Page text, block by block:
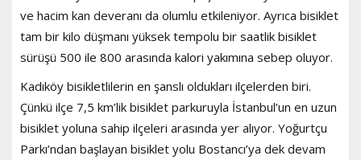
ve hacim kan deveranı da olumlu etkileniyor. Ayrıca bisiklet
tam bir kilo düşmanı yüksek tempolu bir saatlik bisiklet
sürüşü 500 ile 800 arasında kalori yakımına sebep oluyor.
Kadıköy bisikletlilerin en şanslı oldukları ilçelerden biri.
Çünkü ilçe 7,5 km’lik bisiklet parkuruyla İstanbul’un en uzun
bisiklet yoluna sahip ilçeleri arasında yer alıyor. Yoğurtçu
Parkı’ndan başlayan bisiklet yolu Bostancı’ya dek devam